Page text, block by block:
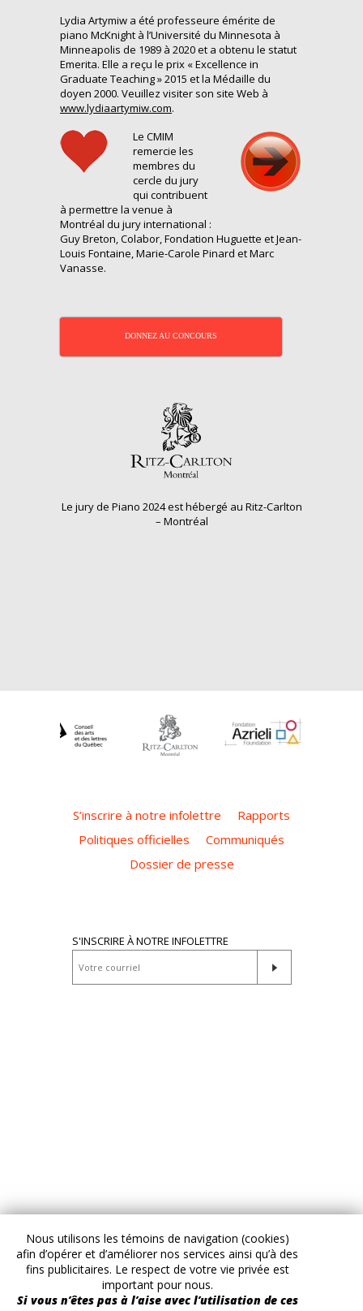
Lydia Artymiw a été professeure émérite de
piano McKnight à l’Université du Minnesota à
Minneapolis de 1989 à 2020 et a obtenu le statut
Emerita. Elle a reçu le prix « Excellence in
Graduate Teaching » 2015 et la Médaille du
doyen 2000. Veuillez visiter son site Web à
www.lydiaartymiw.com.
Le CMIM
remercie les
membres du
cercle du jury
qui contribuent
à permettre la venue à
Montréal du jury international :
Guy Breton, Colabor, Fondation Huguette et Jean-
Louis Fontaine, Marie-Carole Pinard et Marc
Vanasse.
DONNEZ AU CONCOURS
Le jury de Piano 2024 est hébergé au Ritz-Carlton
– Montréal
S’inscrire à notre infolettre
Rapports
Politiques officielles
Communiqués
Dossier de presse
S'INSCRIRE À NOTRE INFOLETTRE
Nous utilisons les témoins de navigation (cookies)
afin d’opérer et d’améliorer nos services ainsi qu’à des
fins publicitaires. Le respect de votre vie privée est
important pour nous.
Si vous n’êtes pas à l’aise avec l’utilisation de ces